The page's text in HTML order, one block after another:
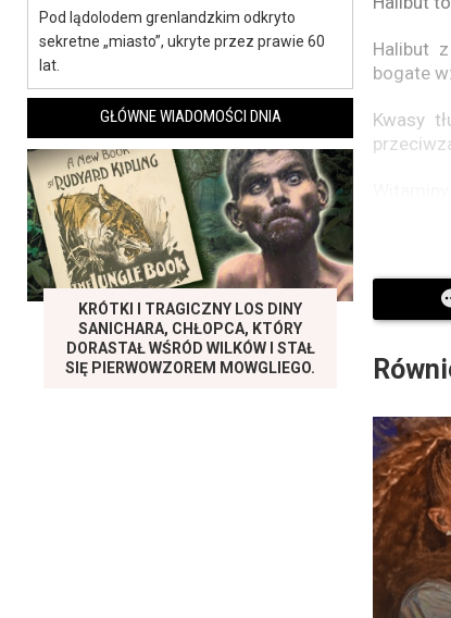
Halibut
bogate w:
Kwasy
Pod lądolodem grenlandzkim odkryto
sekretne „miasto”, ukryte przez prawie 60
lat.
GŁÓWNE WIADOMOŚCI DNIA
KRÓTKI I TRAGICZNY LOS DINY
SANICHARA, CHŁOPCA, KTÓRY
DORASTAŁ WŚRÓD WILKÓW I STAŁ
SIĘ PIERWOWZOREM MOWGLIEGO.